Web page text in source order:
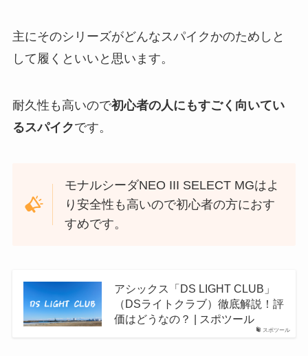
主にそのシリーズがどんなスパイクかのためしと
して履くといいと思います。
耐久性も高いので初心者の人にもすごく向いてい
るスパイクです。
モナルシーダNEO III SELECT MGはよ
り安全性も高いので初心者の方におす
すめです。
スポツール
アシックス「DS LIGHT CLUB」
（DSライトクラブ）徹底解説！評
価はどうなの？ | スポツール